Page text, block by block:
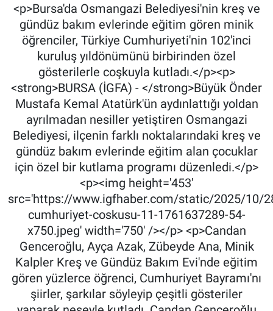
<p>Bursa'da Osmangazi Belediyesi'nin kreş ve
gündüz bakım evlerinde eğitim gören minik
öğrenciler, Türkiye Cumhuriyeti'nin 102'inci
kuruluş yıldönümünü birbirinden özel
gösterilerle coşkuyla kutladı.</p><p>
<strong>BURSA (İGFA) - </strong>Büyük Önder
Mustafa Kemal Atatürk'ün aydınlattığı yoldan
ayrılmadan nesiller yetiştiren Osmangazi
Belediyesi, ilçenin farklı noktalarındaki kreş ve
gündüz bakım evlerinde eğitim alan çocuklar
için özel bir kutlama programı düzenledi.</p>
<p><img height='453'
src='https://www.igfhaber.com/static/2025/10/
cumhuriyet-coskusu-11-1761637289-54-
x750.jpeg' width='750' /></p> <p>Candan
Genceroğlu, Ayça Azak, Zübeyde Ana, Minik
Kalpler Kreş ve Gündüz Bakım Evi'nde eğitim
gören yüzlerce öğrenci, Cumhuriyet Bayramı'nı
şiirler, şarkılar söyleyip çeşitli gösteriler
SAĞLIK
ASTROLOJİ
BLOG
Son Dakika Haberleri
Haber Arşivi